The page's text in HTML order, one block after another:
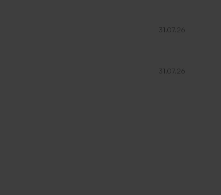
31.07.26
31.07.26